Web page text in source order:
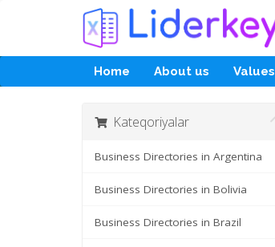
Home About us Values
Kateqoriyalar
Business Directories in Argentina
Business Directories in Bolivia
Business Directories in Brazil